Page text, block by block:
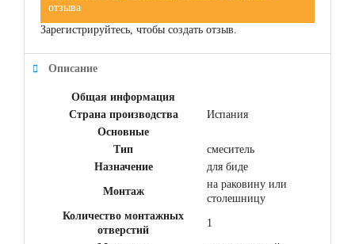
отзыва
Зарегистрируйтесь, чтобы создать отзыв.
Описание
Общая информация
Страна производства
Испания
Основные
Тип
смеситель
Назначение
для биде
Монтаж
на раковину или
столешницу
Количество монтажных
отверстий
1